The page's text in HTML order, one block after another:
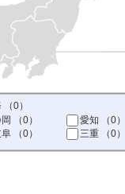
（0）
（0）
（0）
愛知 （0）
三重 （0）